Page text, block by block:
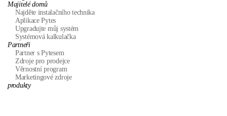
Majitelé domů
Najděte instalačního technika
Aplikace Pytes
Upgradujte můj systém
Systémová kalkulačka
Partneři
Partner s Pytesem
Zdroje pro prodejce
Věrnostní program
Marketingové zdroje
produkty